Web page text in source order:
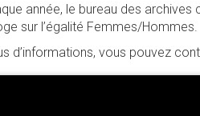
année, le bureau des
sur l’égalité Femmes/Hommes.
d’informations, vous pouvez